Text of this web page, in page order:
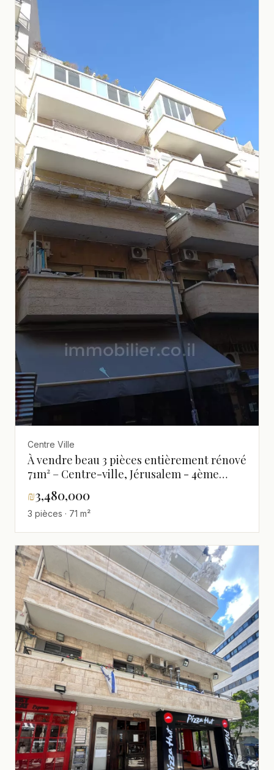
Centre Ville
À vendre beau 3 pièces entièrement rénové
71m² – Centre-ville, Jérusalem - 4ème
étage, Terrasse 7m²
₪3,480,000
3 pièces · 71 m²